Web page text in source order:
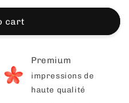
cart
Premium
impressions de
haute qualité